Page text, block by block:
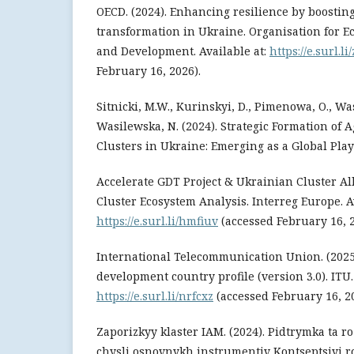
OECD. (2024). Enhancing resilience by
transformation in Ukraine. Organisation for
and Development. Available at: https://
February 16, 2026).
Sitnicki, M.W., Kurinskyi, D., Pimenowa, O.,
Wasilewska, N. (2024). Strategic Formation of
Clusters in Ukraine: Emerging as a Global
Accelerate GDT Project & Ukrainian Cluster
Cluster Ecosystem Analysis. Interreg Europe.
https://e.surl.li/hmfiuv (accessed February 16,
International Telecommunication Union.
development country profile (version 3.0).
https://e.surl.li/nrfcxz (accessed February 16,
Zaporizkyy klaster IAM. (2024). Pidtrymka ta